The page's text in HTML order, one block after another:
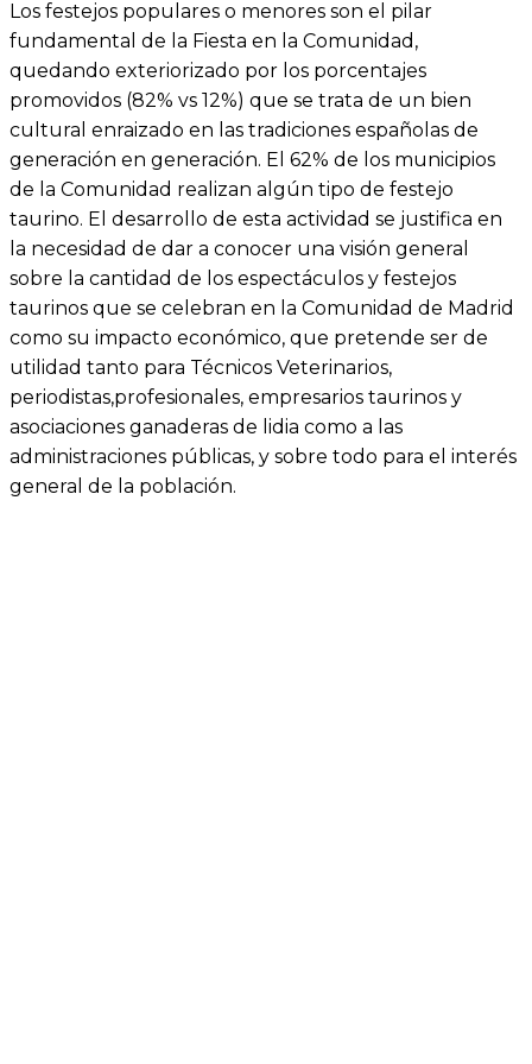
Los festejos populares o menores son el pilar
fundamental de la Fiesta en la Comunidad,
quedando exteriorizado por los porcentajes
promovidos (82% vs 12%) que se trata de un bien
cultural enraizado en las tradiciones españolas de
generación en generación. El 62% de los municipios
de la Comunidad realizan algún tipo de festejo
taurino. El desarrollo de esta actividad se justifica en
la necesidad de dar a conocer una visión general
sobre la cantidad de los espectáculos y festejos
taurinos que se celebran en la Comunidad de Madrid
como su impacto económico, que pretende ser de
utilidad tanto para Técnicos Veterinarios,
periodistas,profesionales, empresarios taurinos y
asociaciones ganaderas de lidia como a las
administraciones públicas, y sobre todo para el interés
general de la población.